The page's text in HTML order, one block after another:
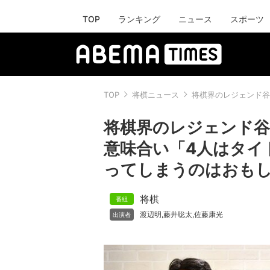
TOP ランキング ニュース スポーツ
TOP 将棋ニュース 将棋界のレジェンド
将棋界のレジェンド
意味合い「4人はタ
ってしまうのはおも
将棋
渡辺明,藤井聡太,佐藤康光